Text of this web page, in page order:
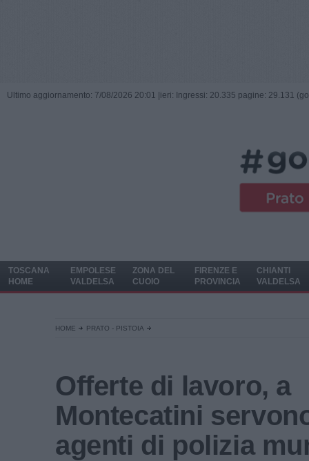
Ultimo aggiornamento: 7/08/2026 20:01 | ieri: Ingressi: 20.335 pagine: 29.131
TOSCANA
HOME
EMPOLESE
VALDELSA
ZONA DEL
CUOIO
FIRENZE E
PROVINCIA
CHIANTI
VALDELSA
HOME PRATO - PISTOIA
Offerte di lavoro, a
Montecatini
agenti di polizia